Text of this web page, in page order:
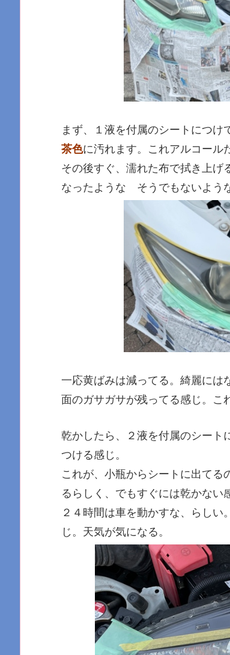
まず、１液を付属のシートにつ
茶色に汚れます。これアルコール
その後すぐ、濡れた布で拭き上げ
なったような そうでもないよう
一応黄ばみは減ってる。綺麗には
面のガサガサが残ってる感じ。こ
乾かしたら、２液を付属のシート
つける感じ。
これが、小瓶からシートに出て
るらしく、でもすぐには乾かない
２４時間は車を動かすな、らし
じ。天気が気になる。